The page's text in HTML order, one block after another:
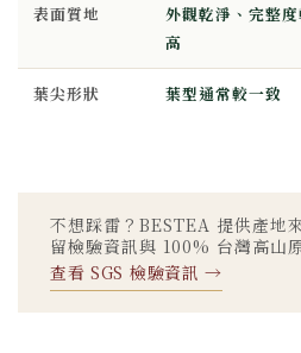
表面質地
外觀乾淨、完整
高
葉尖形狀 葉型通常較一致
不想踩雷？BESTEA 提供產地
留檢驗資訊與 100% 台灣高山
查看 SGS 檢驗資訊 →